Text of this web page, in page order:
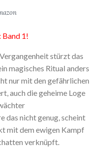
1!
stürzt das
magisches Ritual anders
nur mit den gefährlichen
auch die geheime Loge
das nicht genug, scheint
mit dem ewigen Kampf
verknüpft.